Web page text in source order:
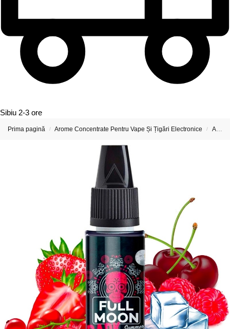
Sibiu 2-3 ore
Prima pagină / Arome Concentrate Pentru Vape Și Țigări Electronice / Arome Concentrate Full Moon